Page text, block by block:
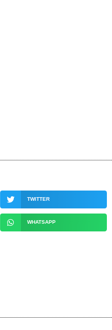
TWITTER
WHATSAPP